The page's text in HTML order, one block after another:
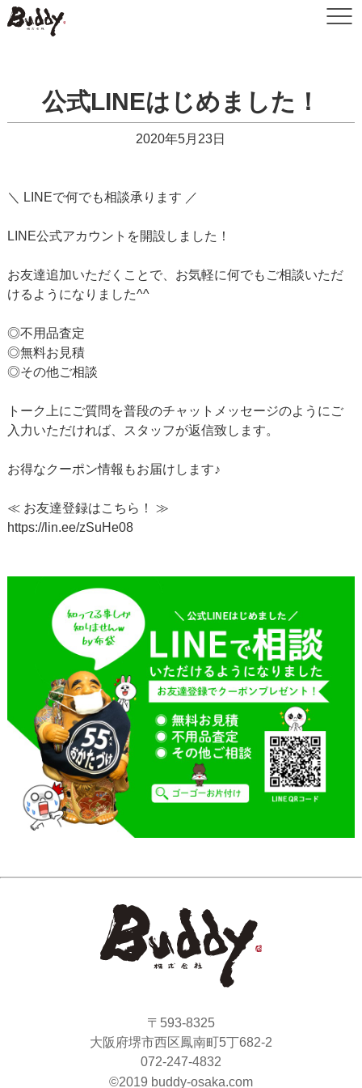
公式LINEはじめました！
2020年5月23日
＼ LINEで何でも相談承ります ／
LINE公式アカウントを開設しました！
お友達追加いただくことで、お気軽に何でもご相談いただ
けるようになりました^^
◎不用品査定
◎無料お見積
◎その他ご相談
トーク上にご質問を普段のチャットメッセージのようにご
入力いただければ、スタッフが返信致します。
お得なクーポン情報もお届けします♪
≪ お友達登録はこちら！ ≫
https://lin.ee/zSuHe08
〒593-8325
大阪府堺市西区鳳南町5丁682-2
072-247-4832
©2019 buddy-osaka.com